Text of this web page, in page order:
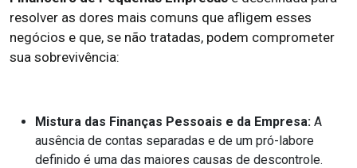
resolver as dores mais comuns que afligem esses
negócios e que, se não tratadas, podem comprometer
sua sobrevivência:
Mistura das Finanças Pessoais e da Empresa: A
ausência de contas separadas e de um pró-labore
definido é uma das maiores causas de descontrole.